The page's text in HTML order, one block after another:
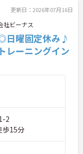
更新日：2026年07月16日
社ビーナス
日曜固定休み♪
レーニングイン
2
歩15分